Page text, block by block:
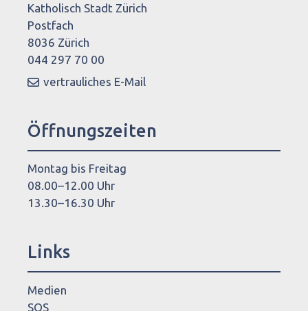
Katholisch Stadt Zürich
Postfach
8036 Zürich
044 297 70 00
vertrauliches E-Mail
Öffnungszeiten
Montag bis Freitag
08.00–12.00 Uhr
13.30–16.30 Uhr
Links
Medien
SOS